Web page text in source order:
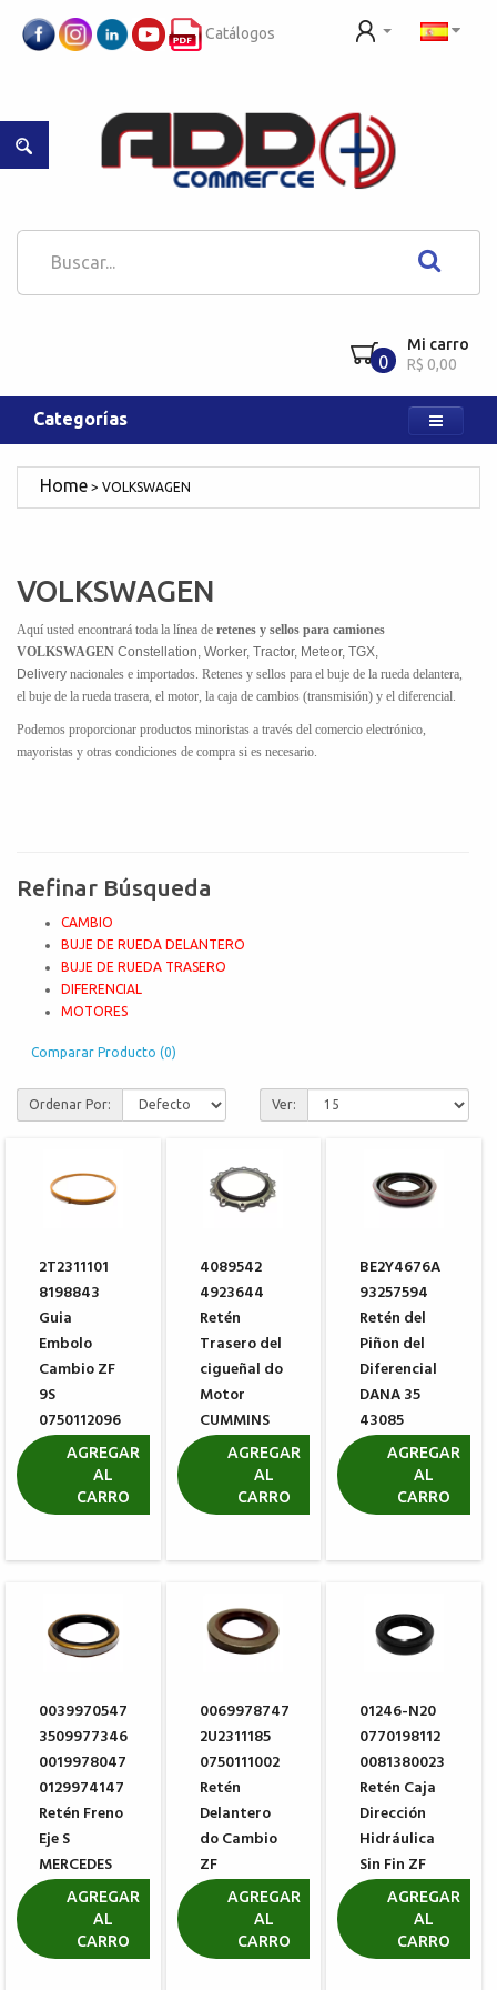
Catálogos
0
Mi carro
R$ 0,00
Categorías
VOLKSWAGEN
VOLKSWAGEN
Aquí usted encontrará toda la línea de retenes y sellos para camiones
VOLKSWAGEN Constellation , Worker, Tractor, Meteor, TGX,
Delivery nacionales e importados. Retenes y sellos para el buje de la rueda delantera,
el buje de la rueda trasera, el motor, la caja de cambios (transmisión) y el diferencial.
Podemos proporcionar productos minoristas a través del comercio electrónico,
mayoristas y otras condiciones de compra si es necesario.
Refinar Búsqueda
CAMBIO
BUJE DE RUEDA DELANTERO
BUJE DE RUEDA TRASERO
DIFERENCIAL
MOTORES
Comparar Producto (0)
Ordenar Por: Ver:
2T2311101
8198843
Guia
Embolo
Cambio ZF
9S
0750112096
R$ 80,30
AGREGAR
AL
CARRO
4089542
4923644
Retén
Trasero del
cigueñal do
Motor
CUMMINS
L10
1.309,19
AGREGAR
AL
CARRO
BE2Y4676A
93257594
Retén del
Piñon del
Diferencial
DANA 35
43085
R$ 84,50
AGREGAR
AL
CARRO
0039970547
3509977346
0019978047
0129974147
Retén Freno
Eje S
MERCEDES
BENZ
R$ 20,13
AGREGAR
AL
CARRO
0069978747
2U2311185
0750111002
Retén
Delantero
do Cambio
ZF
0734310110
R$ 66,17
AGREGAR
AL
CARRO
01246-N20
0770198112
0081380023
Retén Caja
Dirección
Hidráulica
Sin Fin ZF
8090
R$ 31,47
AGREGAR
AL
CARRO